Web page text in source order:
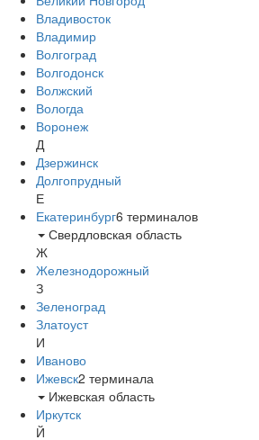
Владивосток
Владимир
Волгоград
Волгодонск
Волжский
Вологда
Воронеж
Д
Дзержинск
Долгопрудный
Е
Екатеринбург6 терминалов
Свердловская область
Ж
Железнодорожный
З
Зеленоград
Златоуст
И
Иваново
Ижевск2 терминала
Ижевская область
Иркутск
Й